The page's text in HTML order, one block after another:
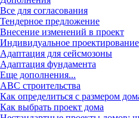
Все для согласования
Тендерное предложение
Внесение изменений в проект
Индивидуальное проектирование
Адаптация для сейсмозоны
Адаптация фундамента
Еще дополнения...
ABC строительства
Как определиться с размером
Как выбрать проект дома